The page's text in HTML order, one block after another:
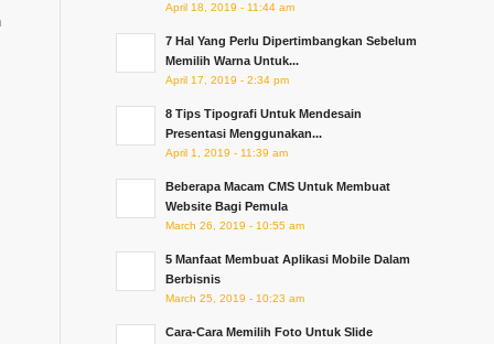
April 18, 2019 - 11:44 am
7 Hal Yang Perlu Dipertimbangkan Sebelum
Memilih Warna Untuk...
April 17, 2019 - 2:34 pm
8 Tips Tipografi Untuk Mendesain
Presentasi Menggunakan...
April 1, 2019 - 11:39 am
Beberapa Macam CMS Untuk Membuat
Website Bagi Pemula
March 26, 2019 - 10:55 am
5 Manfaat Membuat Aplikasi Mobile Dalam
Berbisnis
March 25, 2019 - 10:23 am
Cara-Cara Memilih Foto Untuk Slide